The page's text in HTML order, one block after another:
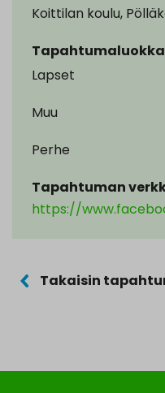
Koittilan koulu,
Tapahtumaluokka
Lapset
Muu
Perhe
Tapahtuman
https://
Takaisin